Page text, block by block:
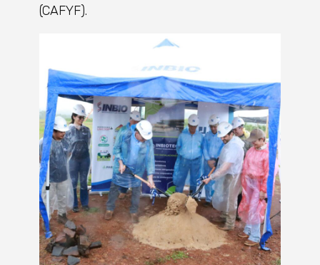
(CAFYF).